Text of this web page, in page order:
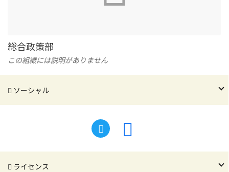
総合政策部
この組織には説明がありません
ソーシャル
ライセンス